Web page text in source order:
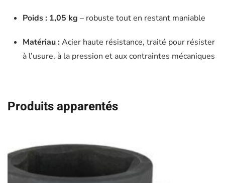
Poids : 1,05 kg – robuste tout en restant maniable
Matériau :Acier haute résistance, traité pour résister
à l’usure, à la pression et aux contraintes mécaniques
Produits apparentés